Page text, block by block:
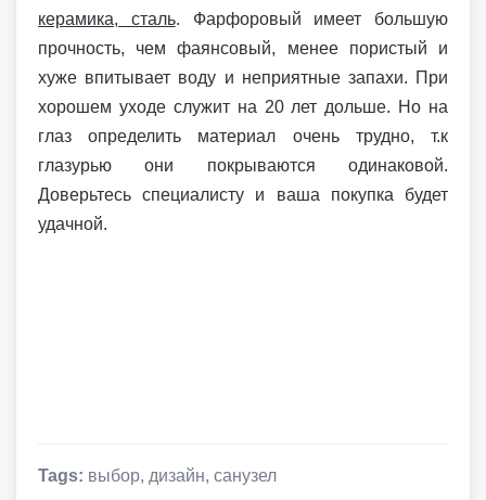
керамика, сталь. Фарфоровый имеет большую
прочность, чем фаянсовый, менее пористый и
хуже впитывает воду и неприятные запахи. При
хорошем уходе служит на 20 лет дольше. Но на
глаз определить материал очень трудно, т.к
глазурью они покрываются одинаковой.
Доверьтесь специалисту и ваша покупка будет
удачной.
Tags: выбор, дизайн, санузел